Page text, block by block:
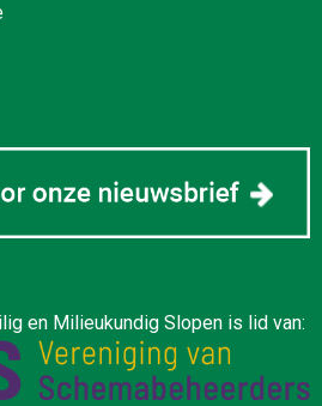
en Milieukundig Slopen is lid van: